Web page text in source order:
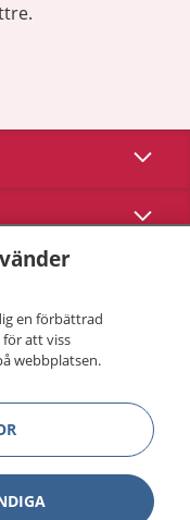
Visa
Visa
en förbättrad
att viss
webbplatsen.